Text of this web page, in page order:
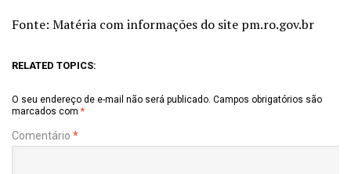
Fonte: Matéria com informações do site pm.ro.gov.br
RELATED TOPICS:
O seu endereço de e-mail não será publicado. Campos obrigatórios são
marcados com *
Comentário *